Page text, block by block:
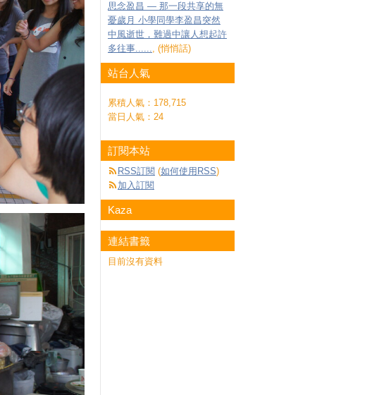
思念盈昌 — 那一段共享的無
憂歲月 小學同學李盈昌突然
中風逝世，難過中讓人想起許
多往事......, (悄悄話)
站台人氣
累積人氣： 178,715
當日人氣： 24
訂閱本站
RSS訂閱 (如何使用RSS)
加入訂閱
Kaza
連結書籤
目前沒有資料